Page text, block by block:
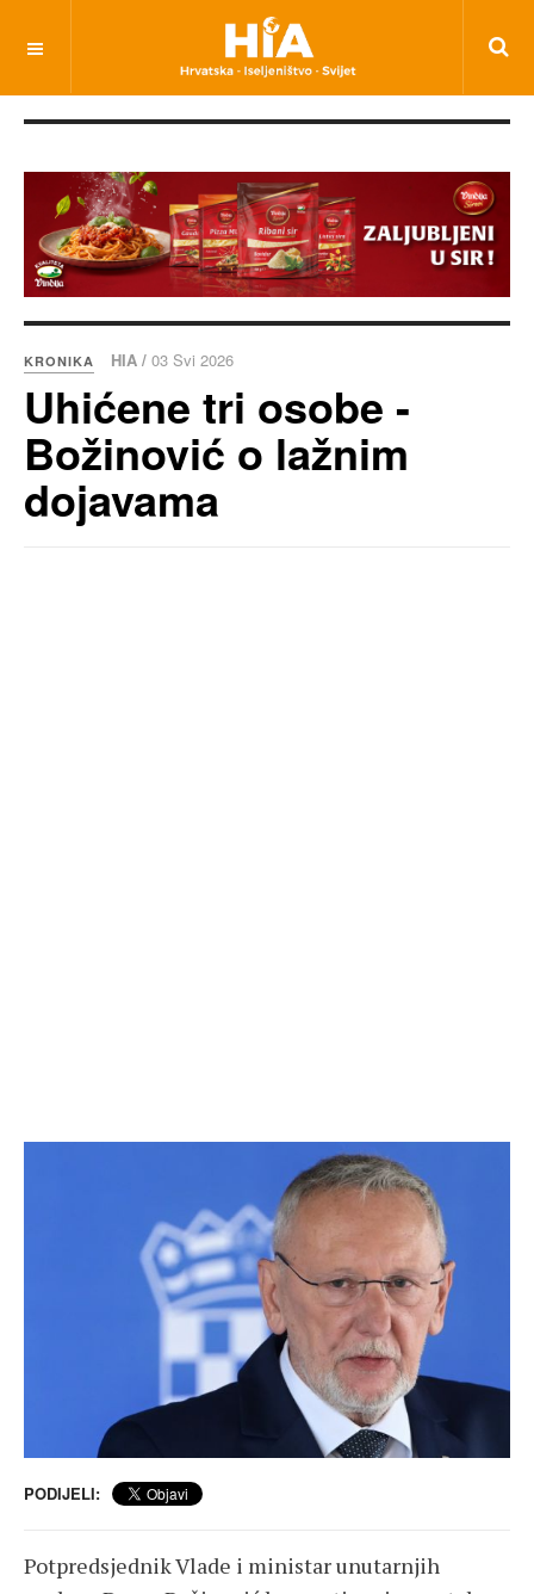
KRONIKA HIA / 03 Svi 2026
Uhićene tri osobe -
Božinović o lažnim
dojavama
PODIJELI:
Potpredsjednik Vlade i ministar unutarnjih